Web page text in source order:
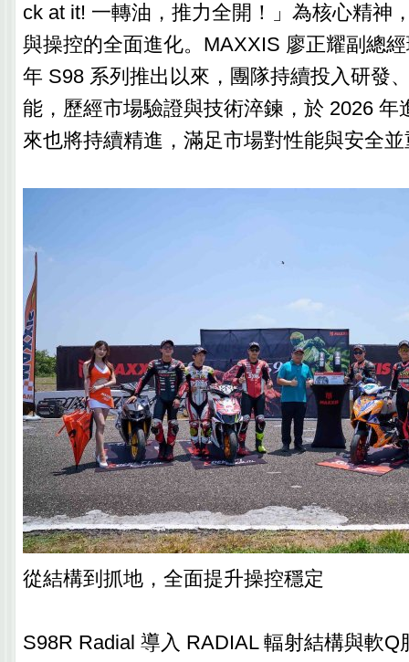
ck at it! 一轉油，推力全開！」為核心精神
與操控的全面進化。MAXXIS 廖正耀副總
年 S98 系列推出以來，團隊持續投入研發
能，歷經市場驗證與技術淬鍊，於 2026 年
來也將持續精進，滿足市場對性能與安全
從結構到抓地，全面提升操控穩定
S98R Radial 導入 RADIAL 輻射結構與軟Q